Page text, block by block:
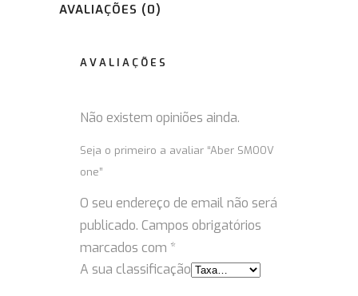
AVALIAÇÕES (0)
AVALIAÇÕES
Não existem opiniões ainda.
Seja o primeiro a avaliar “Aber SMOOV
one”
O seu endereço de email não será
publicado. Campos obrigatórios
marcados com *
A sua classificação